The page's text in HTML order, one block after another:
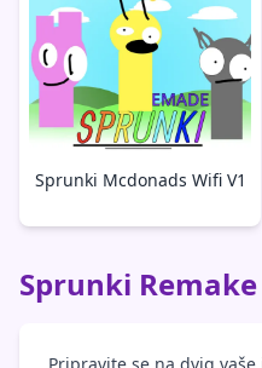
Sprunki Mcdonads Wifi V1
Sprunki